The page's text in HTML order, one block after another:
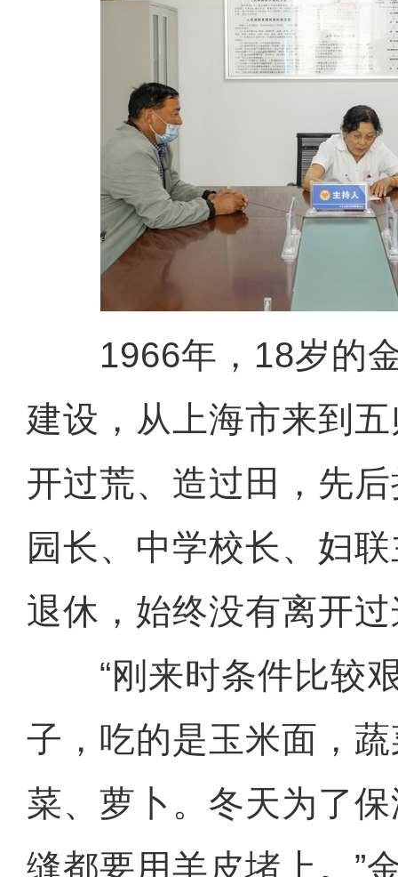
1966年，18岁的金
建设，从上海市来到
开过荒、造过田，先
园长、中学校长、妇
退休，始终没有离开
“刚来时条件比较艰
子，吃的是玉米面，
菜、萝卜。冬天为了
缝都要用羊皮堵上。”